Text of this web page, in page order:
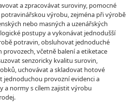
a zpracovávat suroviny, pomocné
výrobu, zejména při výrobě
nebo masných a uzenářských
postupy a vykonávat jednodušší
potravin, obsluhovat jednoduché
provozech, včetně balení a etiketace
senzoricky kvalitu surovin,
uchovávat a skladovat hotové
jednoduchou provozní evidenci a
a normy s cílem zajistit výrobu